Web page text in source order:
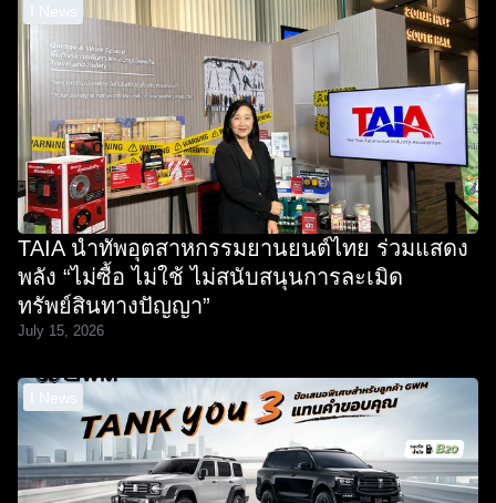
I News
TAIA นำทัพอุตสาหกรรมยานยนต์ไทย ร่วมแสดง
พลัง “ไม่ซื้อ ไม่ใช้ ไม่สนับสนุนการละเมิด
ทรัพย์สินทางปัญญา”
July 15, 2026
I News